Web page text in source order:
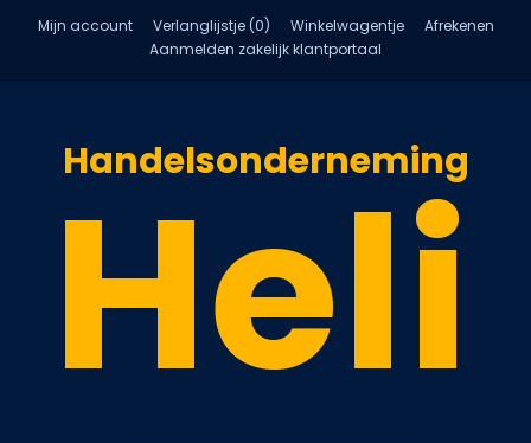
Mijn account Verlanglijstje (0) Winkelwagentje
Afrekenen
Aanmelden zakelijk klantportaal
Handelsonderneming
Heli